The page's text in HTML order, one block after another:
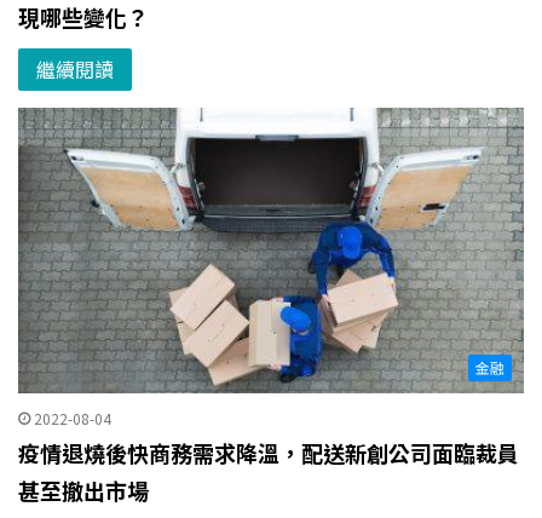
現哪些變化？
繼續閱讀
金融
2022-08-04
疫情退燒後快商務需求降溫，配送新創公司面臨裁員
甚至撤出市場